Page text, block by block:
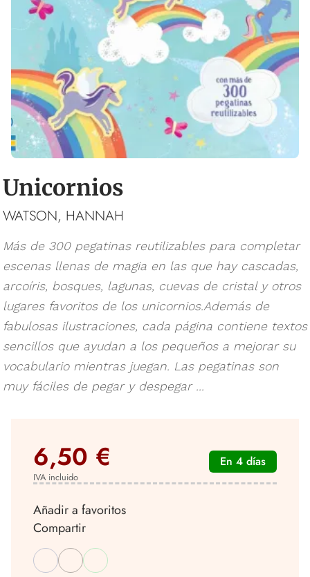
Unicornios
WATSON, HANNAH
Más de 300 pegatinas reutilizables para completar
escenas llenas de magia en las que hay cascadas,
arcoíris, bosques, lagunas, cuevas de cristal y otros
lugares favoritos de los unicornios.Además de
fabulosas ilustraciones, cada página contiene textos
sencillos que ayudan a los pequeños a mejorar su
vocabulario mientras juegan. Las pegatinas son
muy fáciles de pegar y despegar ...
6,50 €
IVA incluido
En 4 días
Añadir a favoritos
Compartir